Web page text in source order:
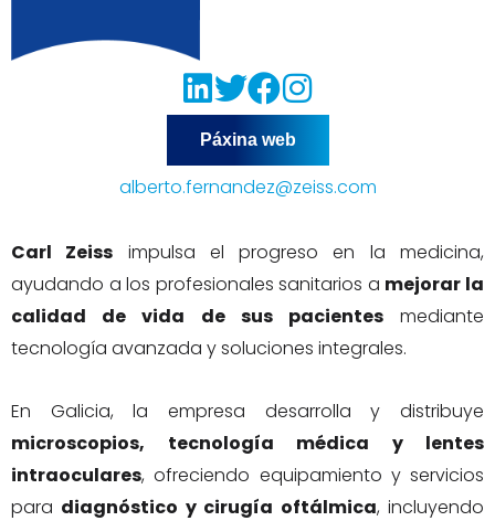
Páxina web
alberto.fernandez@zeiss.com
Carl Zeiss impulsa el progreso en la medicina,
ayudando a los profesionales sanitarios a mejorar la
calidad de vida de sus pacientesmediante
tecnología avanzada y soluciones integrales.
En Galicia, la empresa desarrolla y distribuye
microscopios, tecnología médica y lentes
intraoculares, ofreciendo equipamiento y servicios
para diagnóstico y cirugía oftálmica, incluyendo